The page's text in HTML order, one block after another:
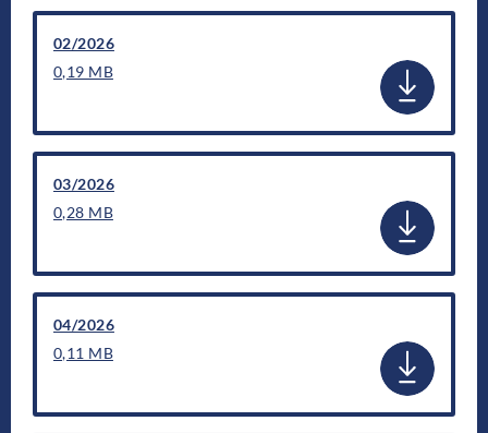
02/2026
0,19 MB
03/2026
0,28 MB
04/2026
0,11 MB